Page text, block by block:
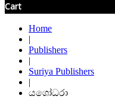
Cart
Home
|
Publishers
|
Suriya Publishers
|
යශෝධරා